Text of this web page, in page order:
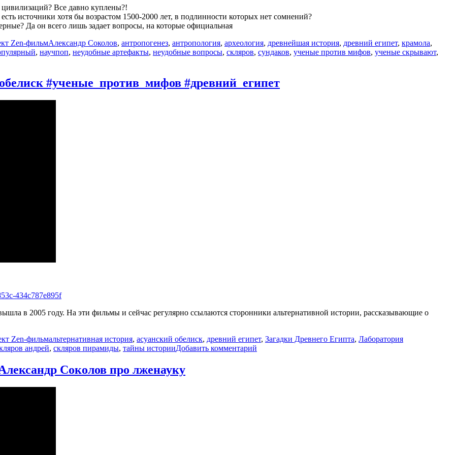
Все давно куплены?!
источники хотя бы возрастом 1500-2000 лет, в подлинности которых нет сомнений?
Да он всего лишь задает вопросы, на которые официальная
Zen-фильмМетки
Александр Соколов, антропогенез, антропология, археология, древнейшая история, древний египет, крамола,
, научпоп, неудобные артефакты, неудобные вопросы, скляров, сундаков, ученые против мифов, ученые скрывают,
#ученые_против_мифов #древний_египет
434c787e895f
Zen-фильмМетки
альтернативная история, асуанский обелиск, древний египет, Загадки Древнего Египта, Лаборатория
андрей, скляров пирамиды, тайны историиДобавить комментарий
Соколов про лженауку